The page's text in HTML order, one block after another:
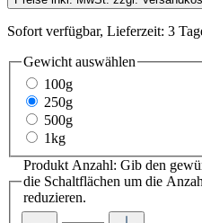
Sofort verfügbar, Lieferzeit: 3
Gewicht auswählen
100g
250g
500g
1kg
Produkt Anzahl: Gib den
die Schaltflächen um die
reduzieren.